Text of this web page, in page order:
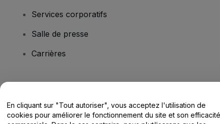
Services corporatifs
Salle de presse
Carrières
Centre d'assistance / Nous contacter
En cliquant sur "Tout autoriser", vous acceptez l'utilisation de
cookies pour améliorer le fonctionnement du site et son efficacité